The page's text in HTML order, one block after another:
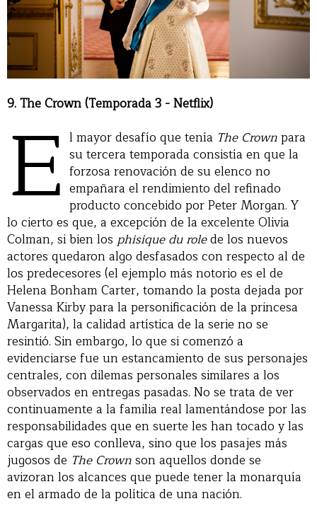
9. The Crown (Temporada 3 - Netflix)
E l mayor desafío que tenía The Crownpara
su tercera temporada consistía en que la
forzosa renovación de su elenco no
empañara el rendimiento del refinado
producto concebido por Peter Morgan. Y
lo cierto es que, a excepción de la excelente Olivia
Colman, si bien los phisique du rolede los nuevos
actores quedaron algo desfasados con respecto al de
los predecesores (el ejemplo más notorio es el de
Helena Bonham Carter, tomando la posta dejada por
Vanessa Kirby para la personificación de la princesa
Margarita), la calidad artística de la serie no se
resintió. Sin embargo, lo que si comenzó a
evidenciarse fue un estancamiento de sus personajes
centrales, con dilemas personales similares a los
observados en entregas pasadas. No se trata de ver
continuamente a la familia real lamentándose por las
responsabilidades que en suerte les han tocado y las
cargas que eso conlleva, sino que los pasajes más
jugosos de The Crownson aquellos donde se
avizoran los alcances que puede tener la monarquía
en el armado de la política de una nación.